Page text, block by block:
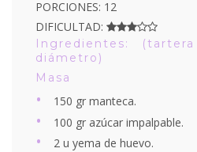
PORCIONES: 12
DIFICULTAD:
Ingredientes:
diámetro)
Masa
150 gr manteca.
100 gr azúcar impalpable.
2 u yema de huevo.